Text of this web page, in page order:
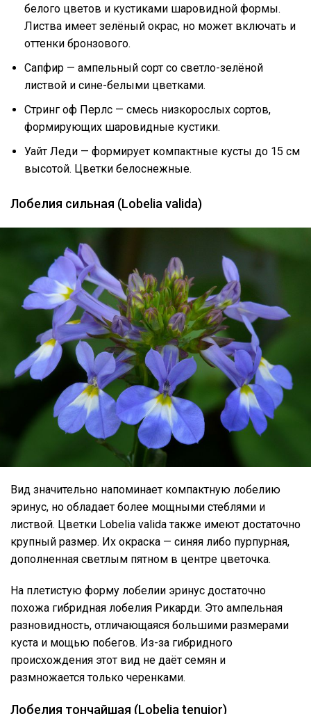
белого цветов и кустиками шаровидной формы.
Листва имеет зелёный окрас, но может включать и
оттенки бронзового.
Сапфир — ампельный сорт со светло-зелёной
листвой и сине-белыми цветками.
Стринг оф Перлс — смесь низкорослых сортов,
формирующих шаровидные кустики.
Уайт Леди — формирует компактные кусты до 15 см
высотой. Цветки белоснежные.
Лобелия сильная (Lobelia valida)
Вид значительно напоминает компактную лобелию
эринус, но обладает более мощными стеблями и
листвой. Цветки Lobelia valida также имеют достаточно
крупный размер. Их окраска — синяя либо пурпурная,
дополненная светлым пятном в центре цветочка.
На плетистую форму лобелии эринус достаточно
похожа гибридная лобелия Рикарди. Это ампельная
разновидность, отличающаяся большими размерами
куста и мощью побегов. Из-за гибридного
происхождения этот вид не даёт семян и
размножается только черенками.
Лобелия тончайшая (Lobelia tenuior)